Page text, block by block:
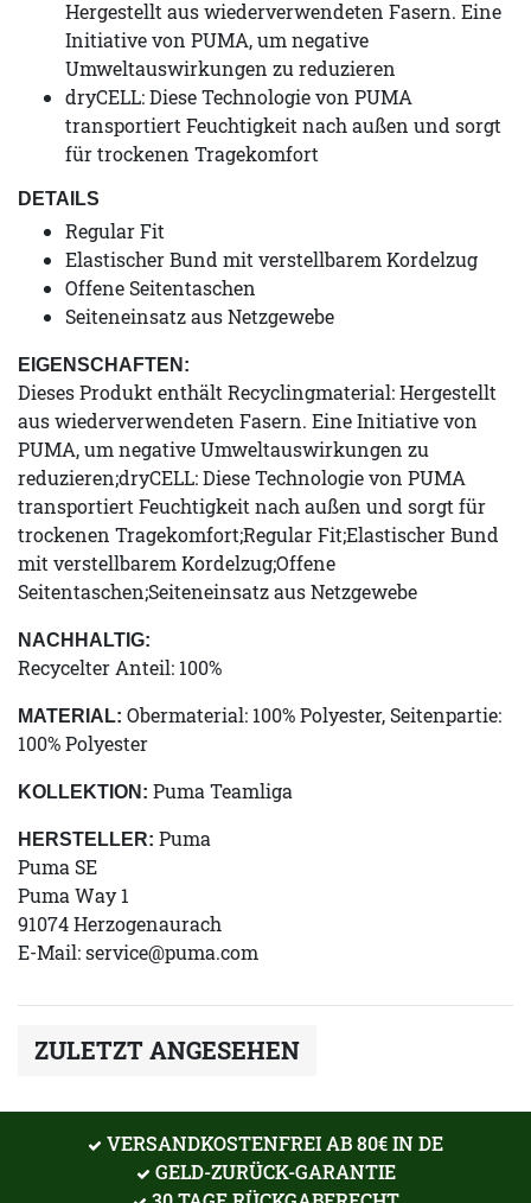
Hergestellt aus wiederverwendeten Fasern. Eine
Initiative von PUMA, um negative
Umweltauswirkungen zu reduzieren
dryCELL: Diese Technologie von PUMA
transportiert Feuchtigkeit nach außen und sorgt
für trockenen Tragekomfort
DETAILS
Regular Fit
Elastischer Bund mit verstellbarem Kordelzug
Offene Seitentaschen
Seiteneinsatz aus Netzgewebe
EIGENSCHAFTEN:
Dieses Produkt enthält Recyclingmaterial: Hergestellt
aus wiederverwendeten Fasern. Eine Initiative von
PUMA, um negative Umweltauswirkungen zu
reduzieren;dryCELL: Diese Technologie von PUMA
transportiert Feuchtigkeit nach außen und sorgt für
trockenen Tragekomfort;Regular Fit;Elastischer Bund
mit verstellbarem Kordelzug;Offene
Seitentaschen;Seiteneinsatz aus Netzgewebe
NACHHALTIG:
Recycelter Anteil: 100%
MATERIAL: Obermaterial: 100% Polyester, Seitenpartie:
100% Polyester
KOLLEKTION: Puma Teamliga
HERSTELLER: Puma
Puma SE
Puma Way 1
91074 Herzogenaurach
E-Mail:service@puma.com
ZULETZT ANGESEHEN
VERSANDKOSTENFREI AB 80€ IN DE
GELD-ZURÜCK-GARANTIE